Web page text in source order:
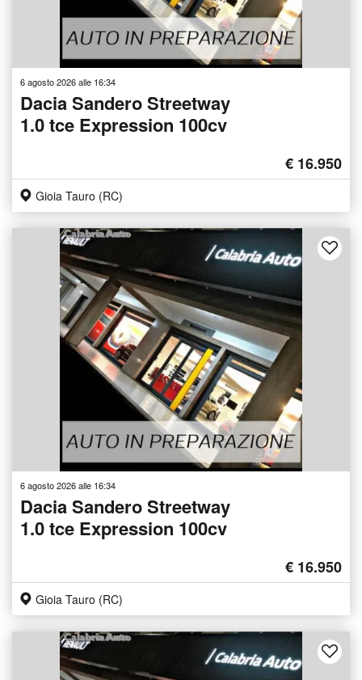
6 agosto 2026 alle 16:34
Dacia Sandero Streetway
1.0 tce Expression 100cv
€ 16.950
Gioia Tauro (RC)
6 agosto 2026 alle 16:34
Dacia Sandero Streetway
1.0 tce Expression 100cv
€ 16.950
Gioia Tauro (RC)